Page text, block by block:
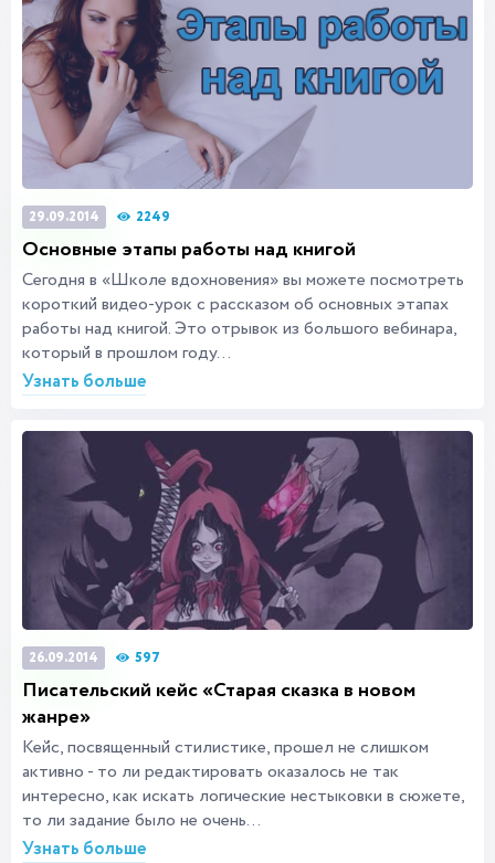
29.09.2014 2249
Основные этапы работы над книгой
Сегодня в «Школе вдохновения» вы можете посмотреть
короткий видео-урок с рассказом об основных этапах
работы над книгой. Это отрывок из большого вебинара,
который в прошлом году...
Узнать больше
26.09.2014 597
Писательский кейс «Старая сказка в новом
жанре»
Кейс, посвященный стилистике, прошел не слишком
активно - то ли редактировать оказалось не так
интересно, как искать логические нестыковки в сюжете,
то ли задание было не очень...
Узнать больше